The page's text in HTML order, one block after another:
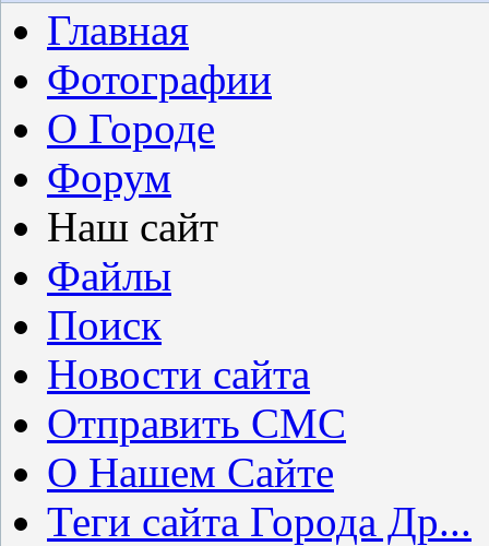
Главная
Фотографии
О Городе
Форум
Наш сайт
Файлы
Поиск
Новости сайта
Отправить СМС
О Нашем Сайте
Теги сайта Города Др...